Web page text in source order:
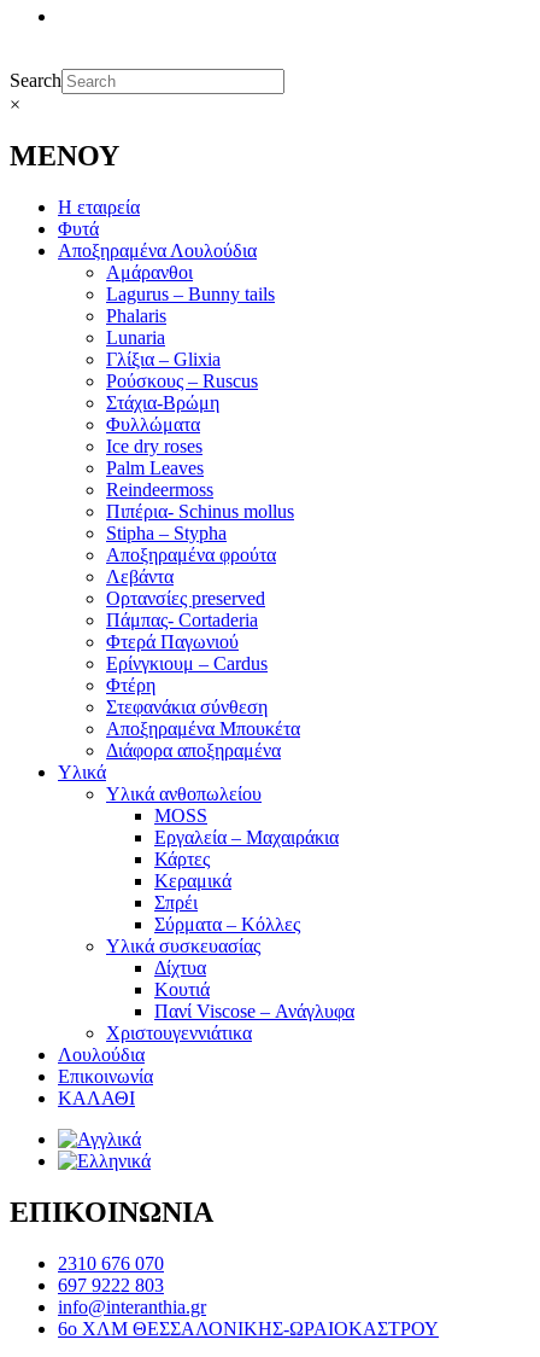
Search
×
ΜΕΝΟΥ
Η εταιρεία
Φυτά
Αποξηραμένα Λουλούδια
Αμάρανθοι
Lagurus – Bunny tails
Phalaris
Lunaria
Γλίξια – Glixia
Ρούσκους – Ruscus
Στάχια-Βρώμη
Φυλλώματα
Ice dry roses
Palm Leaves
Reindeermoss
Πιπέρια- Schinus mollus
Stipha – Stypha
Αποξηραμένα φρούτα
Λεβάντα
Ορτανσίες preserved
Πάμπας- Cortaderia
Φτερά Παγωνιού
Ερίνγκιουμ – Cardus
Φτέρη
Στεφανάκια σύνθεση
Αποξηραμένα Μπουκέτα
Διάφορα αποξηραμένα
Υλικά
Υλικά ανθοπωλείου
MOSS
Εργαλεία – Μαχαιράκια
Κάρτες
Κεραμικά
Σπρέι
Σύρματα – Κόλλες
Υλικά συσκευασίας
Δίχτυα
Κουτιά
Πανί Viscose – Ανάγλυφα
Χριστουγεννιάτικα
Λουλούδια
Επικοινωνία
ΚΑΛΑΘΙ
ΕΠΙΚΟΙΝΩΝΙΑ
2310 676 070
697 9222 803
info@interanthia.gr
6ο ΧΛΜ ΘΕΣΣΑΛΟΝΙΚΗΣ-ΩΡΑΙΟΚΑΣΤΡΟΥ